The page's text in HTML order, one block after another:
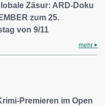
Zäsur: ARD-Doku
zum 25.
von 9/11
mehr
Premieren im Open